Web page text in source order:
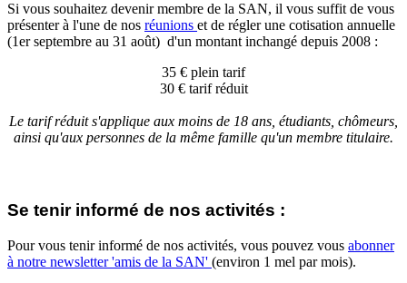
Si vous souhaitez devenir membre de la SAN, il vous suffit de vous
présenter à l'une de nos réunions et de régler une cotisation annuelle
(1er septembre au 31 août) d'un montantinchangé depuis 2008 :
35 € plein tarif
30 € tarif réduit
Le tarif réduit s'applique aux moins de 18 ans, étudiants, chômeurs,
ainsi qu'aux personnes de la même famille qu'un membre titulaire.
Se tenir informé de nos activités :
Pour vous tenir informé de nos activités, vous pouvez vous abonner
à notre newsletter 'amis de la SAN' (environ 1 mel par mois).